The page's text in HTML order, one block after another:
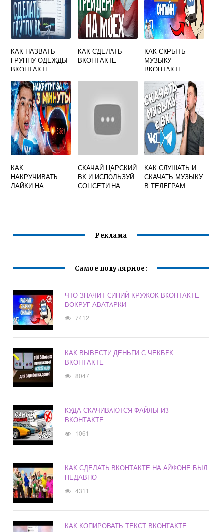
КАК НАЗВАТЬ
ГРУППУ ОДЕЖДЫ
ВКОНТАКТЕ
КАК СДЕЛАТЬ
ВКОНТАКТЕ
КАК СКРЫТЬ
МУЗЫКУ
ВКОНТАКТЕ
КАК
НАКРУЧИВАТЬ
ЛАЙКИ НА
СКАЧАЙ ЦАРСКИЙ
ВК И ИСПОЛЬЗУЙ
СОЦСЕТИ НА
КАК СЛУШАТЬ И
СКАЧАТЬ МУЗЫКУ
В ТЕЛЕГРАМ
Реклама
Самое популярное:
ЧТО ЗНАЧИТ СИНИЙ КРУЖОК ВКОНТАКТЕ
ВОКРУГ АВАТАРКИ
7412
КАК ВЫВЕСТИ ДЕНЬГИ С ЧЕКБЕК
ВКОНТАКТЕ
8047
КУДА СКАЧИВАЮТСЯ ФАЙЛЫ ИЗ
ВКОНТАКТЕ
1061
КАК СДЕЛАТЬ ВКОНТАКТЕ НА АЙФОНЕ БЫЛ
НЕДАВНО
4311
КАК КОПИРОВАТЬ ТЕКСТ ВКОНТАКТЕ